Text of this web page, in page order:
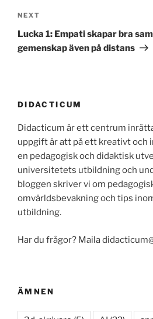
Next
Post
NEXT
Lucka 1: Empati skapar bra
gemenskap även på distans
DIDACTICUM
Didacticum är ett centrum
uppgift är att på ett kreativt och
en pedagogisk och didaktisk
universitetets utbildning och
bloggen skriver vi om
omvärldsbevakning och tips
utbildning.
Har du frågor? Maila
ÄMNEN